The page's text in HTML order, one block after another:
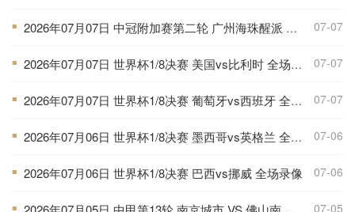
■ 2026年07月07日 中冠附加赛第二轮 广州海珠醒派 VS 吴川青年 全场录像 07-07
■ 2026年07月07日 世界杯1/8决赛 美国vs比利时 全场录像 07-07
■ 2026年07月07日 世界杯1/8决赛 葡萄牙vs西班牙 全场录像 07-07
■ 2026年07月06日 世界杯1/8决赛 墨西哥vs英格兰 全场录像 07-06
■ 2026年07月06日 世界杯1/8决赛 巴西vs挪威 全场录像 07-06
■ 07-05